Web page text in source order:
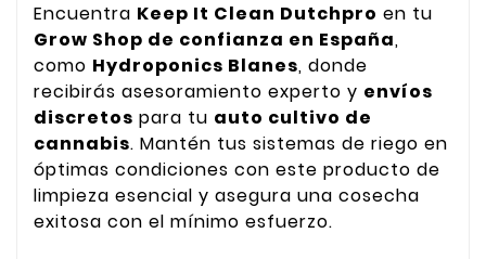
Encuentra Keep It Clean Dutchpro en tu
Grow Shop de confianza en España,
como Hydroponics Blanes, donde
recibirás asesoramiento experto y envíos
discretos para tu auto cultivo de
cannabis. Mantén tus sistemas de riego en
óptimas condiciones con este producto de
limpieza esencial y asegura una cosecha
exitosa con el mínimo esfuerzo.